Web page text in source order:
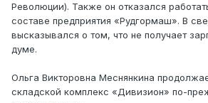
Революции). Также он отказался
составе предприятия «Рудгормаш». В
высказывался о том, что не получает
думе.
Ольга Викторовна Меснянкина
складской комплекс «Дивизион» по-